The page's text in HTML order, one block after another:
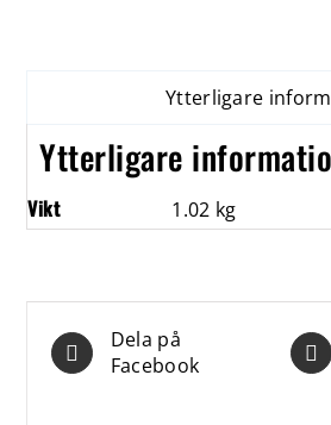
Ytterligare
Ytterligare
Vikt 1.02 kg
Dela på
Facebook